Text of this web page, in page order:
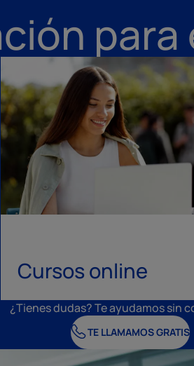
para
Cursos online
¿Tienes dudas? Te ayudamos sin
TE LLAMAMOS GRATIS